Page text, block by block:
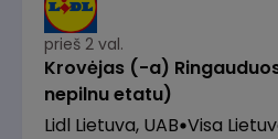
prieš 2 val.
Krovėjas (-a)
nepilnu etatu)
Lidl Lietuva, UAB Visa